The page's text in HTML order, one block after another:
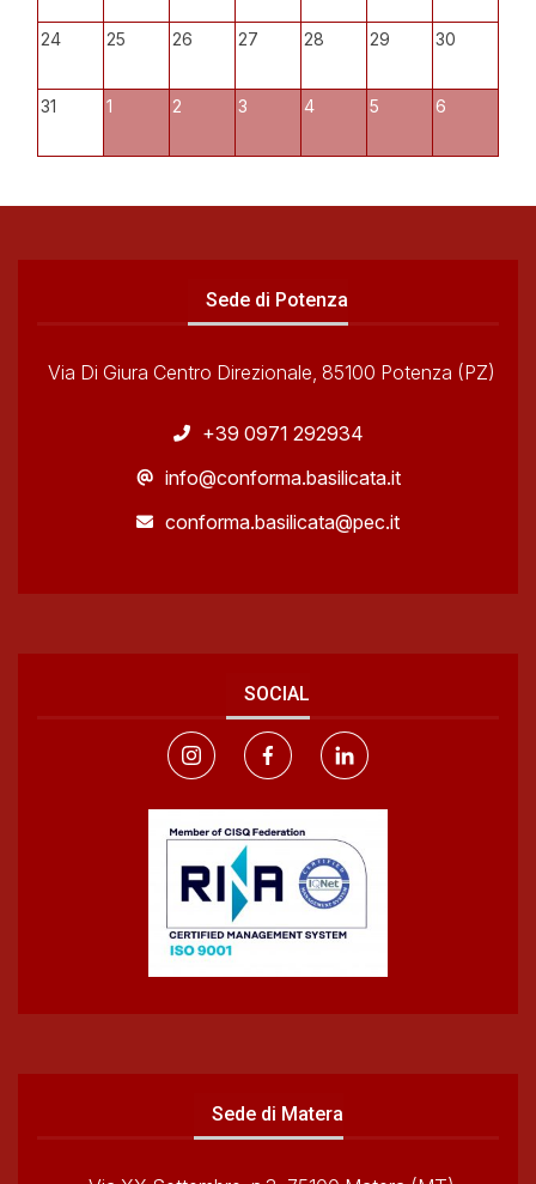
24 25 26 27 28 29 30
31 1 2 3 4 5 6
Sede di Potenza
Via Di Giura Centro Direzionale, 85100 Potenza (PZ)
+39 0971 292934
info@conforma.basilicata.it
conforma.basilicata@pec.it
SOCIAL
Sede di Matera